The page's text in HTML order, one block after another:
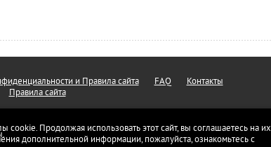
cookie. Продолжая использовать этот сайт, вы соглашаетесь на их
дополнительной информации, пожалуйста, ознакомьтесь с
и Правила сайта FAQ
Контакты
Правила сайта